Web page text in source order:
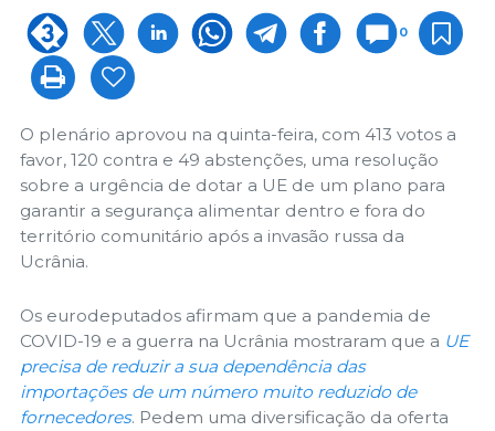
0
O plenário aprovou na quinta-feira, com 413 votos a
favor, 120 contra e 49 abstenções, uma resolução
sobre a urgência de dotar a UE de um plano para
garantir a segurança alimentar dentro e fora do
território comunitário após a invasão russa da
Ucrânia.
Os eurodeputados afirmam que a pandemia de
COVID-19 e a guerra na Ucrânia mostraram que a UE
precisa de reduzir a sua dependência das
importações de um número muito reduzido de
fornecedores. Pedem uma diversificação da oferta